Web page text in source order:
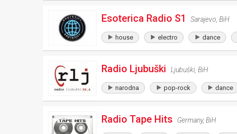
Esoterica Radio S1 Sarajevo BiH
house electro dance
Radio Ljubuški Ljubuški BiH
narodna pop-rock dance
Radio Tape Hits Germany, BiH